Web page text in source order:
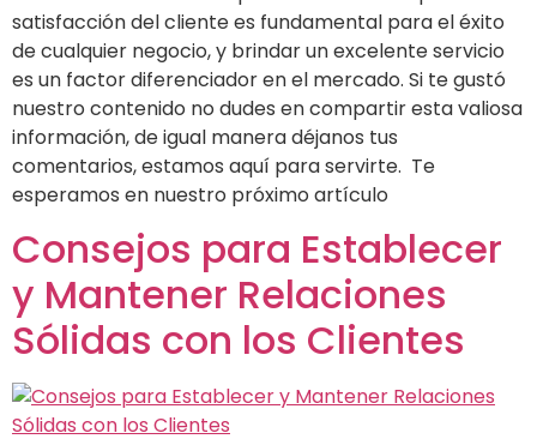
satisfacción del cliente es fundamental para el éxito
de cualquier negocio, y brindar un excelente servicio
es un factor diferenciador en el mercado. Si te gustó
nuestro contenido no dudes en compartir esta valiosa
información, de igual manera déjanos tus
comentarios, estamos aquí para servirte. Te
esperamos en nuestro próximo artículo
Consejos para Establecer
y Mantener Relaciones
Sólidas con los Clientes